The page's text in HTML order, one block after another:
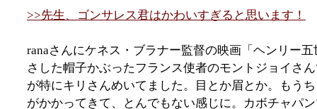
>>先生、ゴンサレス君はかわいすぎると思います！
ranaさんにケネス・ブラナー監督の映画「ヘンリー
さした帽子かぶったフランス使者のモントジョイさ
が特にキリさんめいてました。目とか眉とか。もう
がかかってきて、とんでもない感じに。カボチャパ